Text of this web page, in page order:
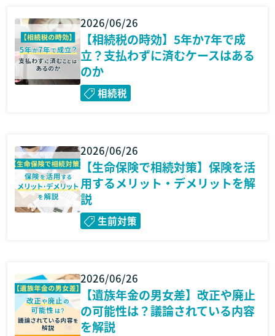
2026/06/26
【相続税の時効】5年か7年で成
立？支払わずに済むケースはある
のか
相続税
2026/06/26
【生命保険で相続対策】保険を活
用するメリット・デメリットを解
説
生前対策
2026/06/26
【遺族年金の男女差】改正や廃止
の可能性は？議論されている内容
を解説